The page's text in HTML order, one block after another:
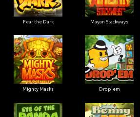
Fear the Dark Mayan Stackways
Mighty Masks Drop'em